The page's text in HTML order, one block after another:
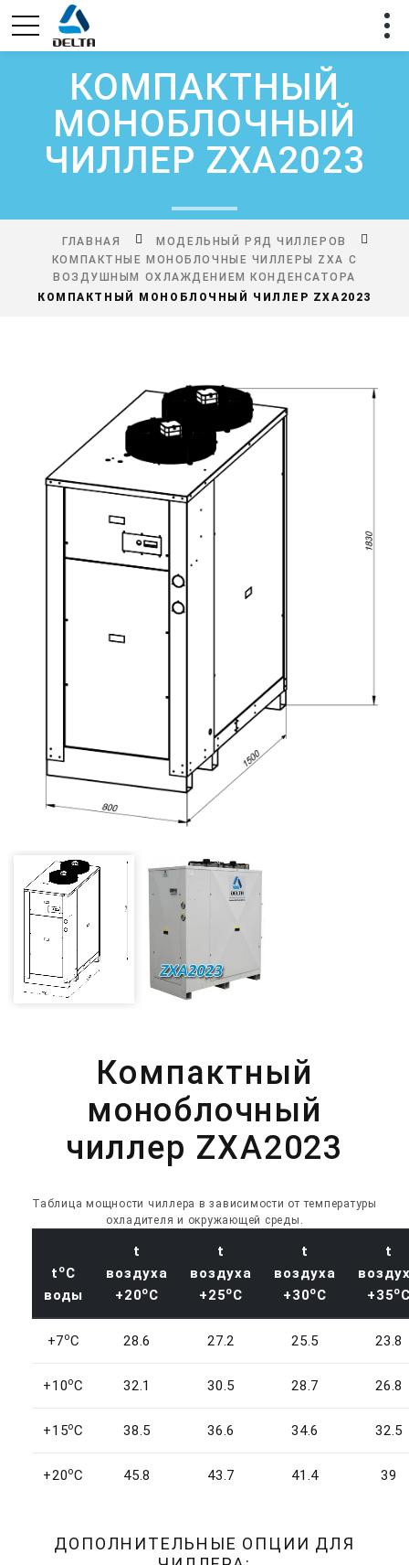
КОМПАКТНЫЙ
МОНОБЛОЧНЫЙ
ЧИЛЛЕР ZXA2023
ГЛАВНАЯ
МОДЕЛЬНЫЙ РЯД ЧИЛЛЕРОВ
КОМПАКТНЫЕ МОНОБЛОЧНЫЕ ЧИЛЛЕРЫ ZXA С
ВОЗДУШНЫМ ОХЛАЖДЕНИЕМ КОНДЕНСАТОРА
КОМПАКТНЫЙ МОНОБЛОЧНЫЙ ЧИЛЛЕР ZXA2023
Компактный
моноблочный
чиллер ZXA2023
Таблица мощности чиллера в зависимости от температуры
охладителя и окружающей среды.
t oC
воды
t
воздуха
+20oC
t
воздуха
+25oC
t
воздуха
+30oC
t
+35o
+7oC 28.6 27.2 25.5 23.8
+10oC 32.1 30.5 28.7 26.8
+15oC 38.5 36.6 34.6 32.5
+20oC 45.8 43.7 41.4 39
ДОПОЛНИТЕЛЬНЫЕ ОПЦИИ ДЛЯ